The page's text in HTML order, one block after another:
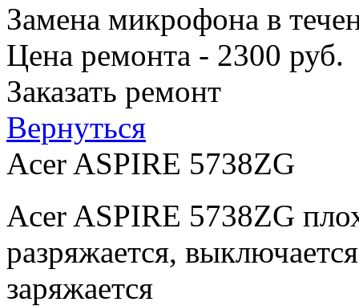
Замена микрофона в
Цена ремонта - 2300 руб.
Заказать ремонт
Вернуться
Acer ASPIRE 5738ZG
Acer ASPIRE 5738ZG
разряжается,
заряжается